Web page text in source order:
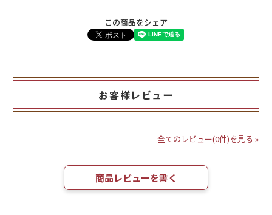
この商品をシェア
お客様レビュー
全てのレビュー(0件)を見る »
商品レビューを書く